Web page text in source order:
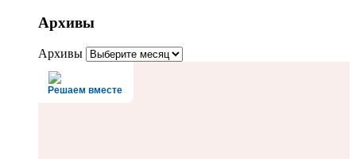
Архивы
Архивы
Решаем вместе